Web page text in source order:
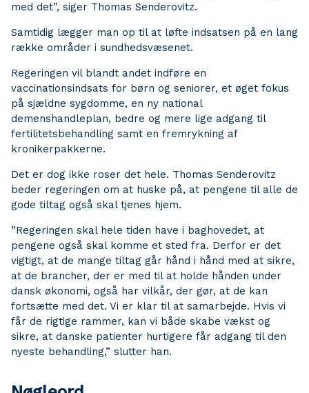
med det”, siger Thomas Senderovitz.
Samtidig lægger man op til at løfte indsatsen på en lang
række områder i sundhedsvæsenet.
Regeringen vil blandt andet indføre en
vaccinationsindsats for børn og seniorer, et øget fokus
på sjældne sygdomme, en ny national
demenshandleplan, bedre og mere lige adgang til
fertilitetsbehandling samt en fremrykning af
kronikerpakkerne.
Det er dog ikke roser det hele. Thomas Senderovitz
beder regeringen om at huske på, at pengene til alle de
gode tiltag også skal tjenes hjem.
”Regeringen skal hele tiden have i baghovedet, at
pengene også skal komme et sted fra. Derfor er det
vigtigt, at de mange tiltag går hånd i hånd med at sikre,
at de brancher, der er med til at holde hånden under
dansk økonomi, også har vilkår, der gør, at de kan
fortsætte med det. Vi er klar til at samarbejde. Hvis vi
får de rigtige rammer, kan vi både skabe vækst og
sikre, at danske patienter hurtigere får adgang til den
nyeste behandling,” slutter han.